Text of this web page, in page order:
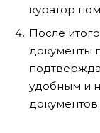
куратор
После
документы
удобным и
документов.